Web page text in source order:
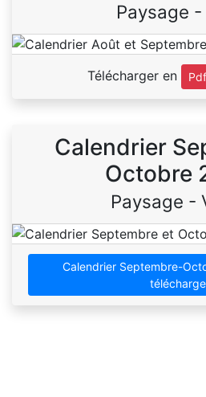
Paysage -
Télécharger en Pdf
Calendrier
Octobre
Paysage -
Calendrier Septembre-